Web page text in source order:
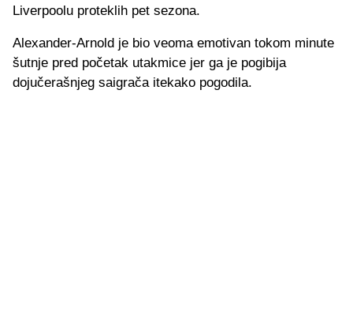
Liverpoolu proteklih pet sezona.
Alexander-Arnold je bio veoma emotivan tokom minute
šutnje pred početak utakmice jer ga je pogibija
dojučerašnjeg saigrača itekako pogodila.